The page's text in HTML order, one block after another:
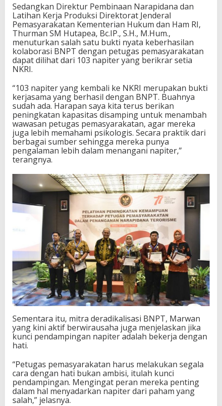
Sedangkan Direktur Pembinaan Narapidana dan
Latihan Kerja Produksi Direktorat Jenderal
Pemasyarakatan Kementerian Hukum dan Ham RI,
Thurman SM Hutapea, Bc.IP., S.H., M.Hum.,
menuturkan salah satu bukti nyata keberhasilan
kolaborasi BNPT dengan petugas pemasyarakatan
dapat dilihat dari 103 napiter yang berikrar setia
NKRI.
“103 napiter yang kembali ke NKRI merupakan bukti
kerjasama yang berhasil dengan BNPT. Buahnya
sudah ada. Harapan saya kita terus berikan
peningkatan kapasitas disamping untuk menambah
wawasan petugas pemasyarakatan, agar mereka
juga lebih memahami psikologis. Secara praktik dari
berbagai sumber sehingga mereka punya
pengalaman lebih dalam menangani napiter,”
terangnya.
Sementara itu, mitra deradikalisasi BNPT, Marwan
yang kini aktif berwirausaha juga menjelaskan jika
kunci pendampingan napiter adalah bekerja dengan
hati.
“Petugas pemasyarakatan harus melakukan segala
cara dengan hati bukan ambisi, itulah kunci
pendampingan. Mengingat peran mereka penting
dalam hal menyadarkan napiter dari paham yang
salah,” jelasnya.